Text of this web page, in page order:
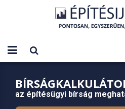
az építésügyi bírság